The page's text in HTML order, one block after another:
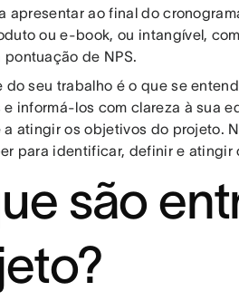
apresentar ao final do
ou e-book, ou intangível,
pontuação de NPS.
do seu trabalho é o que se
e informá-los com clareza à sua
a atingir os objetivos do projeto.
para identificar, definir e atingir
são